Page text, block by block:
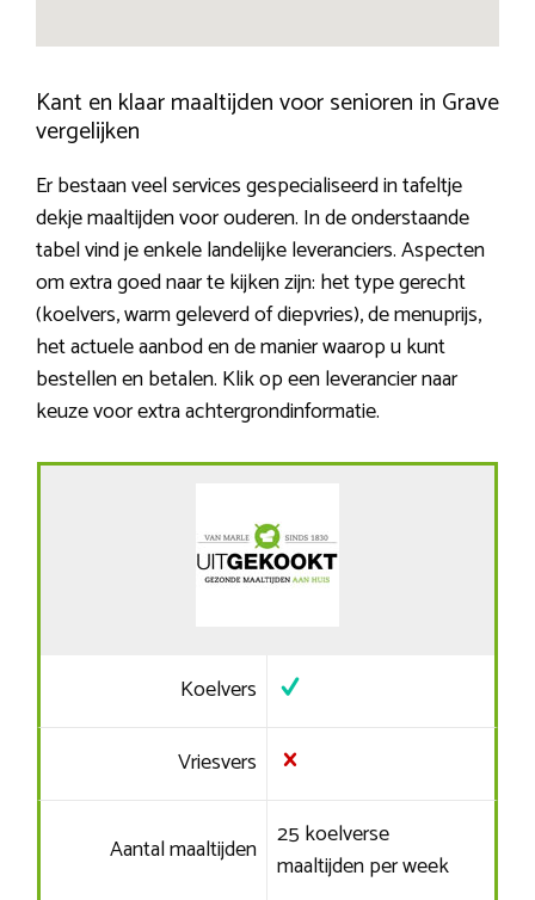
Kant en klaar maaltijden voor senioren in Grave
vergelijken
Er bestaan veel services gespecialiseerd in tafeltje
dekje maaltijden voor ouderen. In de onderstaande
tabel vind je enkele landelijke leveranciers. Aspecten
om extra goed naar te kijken zijn: het type gerecht
(koelvers, warm geleverd of diepvries), de menuprijs,
het actuele aanbod en de manier waarop u kunt
bestellen en betalen. Klik op een leverancier naar
keuze voor extra achtergrondinformatie.
Koelvers
Vriesvers
Aantal maaltijden 25 koelverse
maaltijden per week